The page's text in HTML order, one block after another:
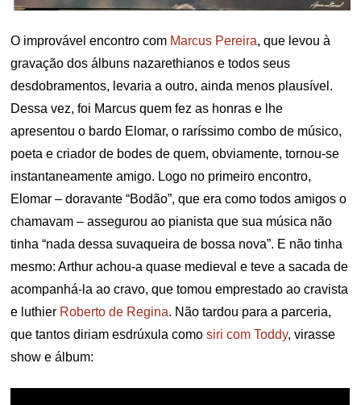
O improvável encontro com Marcus Pereira, que levou à
gravação dos álbuns nazarethianos e todos seus
desdobramentos, levaria a outro, ainda menos plausível.
Dessa vez, foi Marcus quem fez as honras e lhe
apresentou o bardo Elomar, o raríssimo combo de músico,
poeta e criador de bodes de quem, obviamente, tornou-se
instantaneamente amigo. Logo no primeiro encontro,
Elomar – doravante “Bodão”, que era como todos amigos o
chamavam – assegurou ao pianista que sua música não
tinha “nada dessa suvaqueira de bossa nova”. E não tinha
mesmo: Arthur achou-a quase medieval e teve a sacada de
acompanhá-la ao cravo, que tomou emprestado ao cravista
e luthier Roberto de Regina. Não tardou para a parceria,
que tantos diriam esdrúxula comosiri com Toddy, virasse
show e álbum: